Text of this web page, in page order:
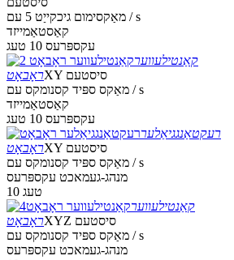
מאַקסימום גיכקייַט 5 עם / s
קאַסטאַמייזד
עקספּרעס 10 טעג
קאַנטילעווער
ראָבאָט
XY סיסטעם
מאַקס ספּיד קסנומקס עם / s
קאַסטאַמייזד
עקספּרעס 10 טעג
רעקטאַנגגיאַלער
ראָבאָט
XY סיסטעם
מאַקס ספּיד קסנומקס עם / s
מנהג-געמאכט עקספּרעס
10 טעג
קאַנטילעווער
ראָבאָט
XYZ סיסטעם
מאַקס ספּיד קסנומקס עם / s
מנהג-געמאכט עקספּרעס